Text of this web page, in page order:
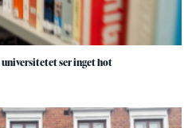
ser inget hot